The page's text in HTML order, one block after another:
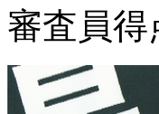
審査員